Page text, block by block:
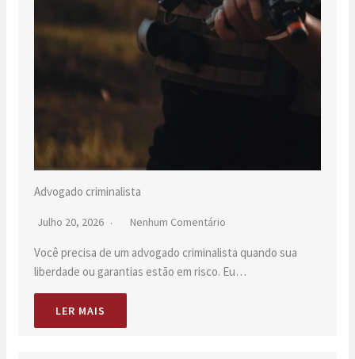
Advogado criminalista
Julho 20, 2026 Nenhum Comentário
Você precisa de um advogado criminalista quando sua
liberdade ou garantias estão em risco. Eu…
LER MAIS